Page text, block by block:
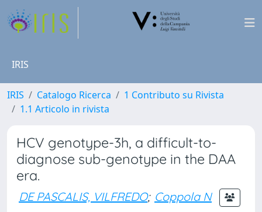
IRIS
IRIS Catalogo Ricerca
1 Contributo su Rivista
1.1 Articolo in rivista
HCV genotype-3h, a difficult-to-
diagnose sub-genotype in the DAA
era.
DE PASCALIS, VILFREDO; Coppola N